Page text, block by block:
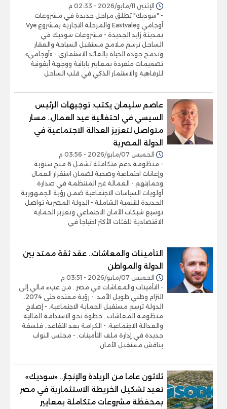
الإثنين 11/مايو/2026 - 02:33 م
- "سوديك" تطلق مراحل جديدة في مشروعات
أوجامي وEastvale والمرحلة التجارية بمشروع Vye
بمدينة زايد الجديدة - مشروعات سوديك في
الساحل ترسم ملامح مستقبل السياحة والعقار
وتدمج جودة الحياة بالعائد الاستثماري - «أوجامي»..
تصميمات متفردة بمعايير يابانية ووجهة أيقونية
للرفاهية والاستثمار الذكي في قلب الساحل
عاصم سليمان يكتب: توجيهات الرئيس
السيسي في احتفالية عيد العمال.. مسار
متواصل لتعزيز العدالة الاجتماعية في
الدولة المصرية
الخميس 07/مايو/2026 - 03:56 م
- منظومة دعم متكاملة تشمل 6 منح سنوية
وإعانات اجتماعية وصحية لضمان استقرار العمال
وحمايتهم - العمالة غير المنتظمة في صدارة
أولويات السياسات الاجتماعية ضمن رؤية الجمهورية
الجديدة للتنمية الشاملة - الدولة المصرية تواصل
توسيع شبكات الأمان الاجتماعي وتعزيز الحماية
الاقتصادية للفئات الأكثر احتياجا في
التأمينات والمعاشات.. عقد ثقة ممتد بين
الدولة والمواطن
الخميس 07/مايو/2026 - 03:51 م
- التأمينات والمعاشات في مصر.. من عبء مالي إلى
الدولة ترسم مستقبل الحماية الاجتماعية. - إصلاح
منظومة المعاشات.. خطوة نحو الاستدامة المالية
والعدالة الاجتماعية. - الكرامة بعد التقاعد.. فلسفة
جديدة في إدارة ملف التأمينات. - مجلس النواب
يناقش مستقبل الأمان
ثلاثون عاما من الريادة والإنجاز.. «سوديك»
تعيد تشكيل الخريطة الاستثمارية في مصر
بمحفظة مشروعات متكاملة بمعايير